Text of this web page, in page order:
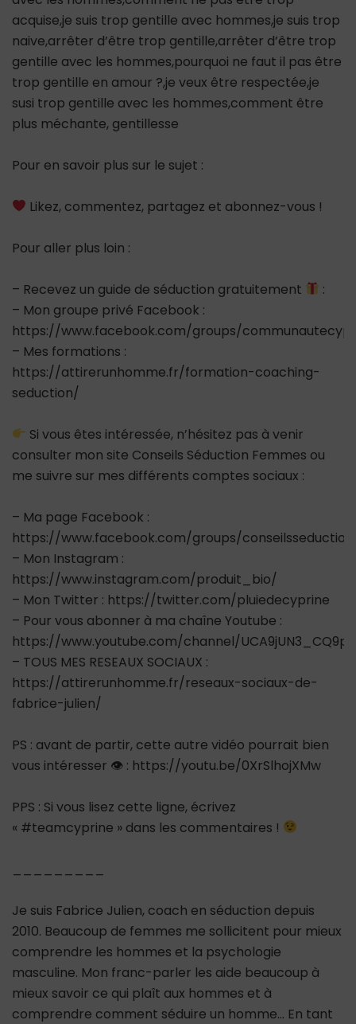
acquise,je suis trop gentille avec hommes,je suis trop
naive,arrêter d’être trop gentille,arrêter d’être trop
gentille avec les hommes,pourquoi ne faut il pas être
trop gentille en amour ?,je veux être respectée,je
susi trop gentille avec les hommes,comment être
plus méchante, gentillesse
Pour en savoir plus sur le sujet :
Likez, commentez, partagez et abonnez-vous !
Pour aller plus loin :
– Recevez un guide de séduction gratuitement
:
– Mon groupe privé Facebook :
https://www.facebook.com/groups/
– Mes formations :
https://attirerunhomme.fr/formation-coaching-
seduction/
Si vous êtes intéressée, n’hésitez pas à venir
consulter mon site Conseils Séduction Femmes ou
me suivre sur mes différents comptes sociaux :
– Ma page Facebook :
https://www.facebook.com/groups/
– Mon Instagram :
https://www.instagram.com/produit_bio/
– Mon Twitter : https://twitter.com/pluiedecyprine
– Pour vous abonner à ma chaîne Youtube :
https://www.youtube.com/channel/
– TOUS MES RESEAUX SOCIAUX :
https://attirerunhomme.fr/reseaux-sociaux-de-
fabrice-julien/
PS : avant de partir, cette autre vidéo pourrait bien
vous intéresser 👁 : https://youtu.be/0XrSlhojXMw
PPS : Si vous lisez cette ligne, écrivez
« #teamcyprine » dans les commentaires !
Je suis Fabrice Julien, coach en séduction depuis
2010. Beaucoup de femmes me sollicitent pour mieux
comprendre les hommes et la psychologie
masculine. Mon franc-parler les aide beaucoup à
mieux savoir ce qui plaît aux hommes et à
comprendre comment séduire un homme… En tant